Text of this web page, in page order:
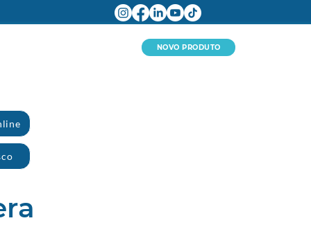
NOVO PRODUTO